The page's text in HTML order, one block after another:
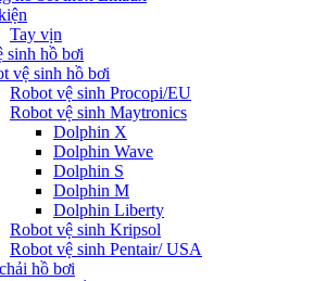
Tay vịn
sinh hồ bơi
vệ sinh hồ bơi
Robot vệ sinh Procopi/EU
Robot vệ sinh Maytronics
Dolphin X
Dolphin Wave
Dolphin S
Dolphin M
Dolphin Liberty
Robot vệ sinh Kripsol
Robot vệ sinh Pentair/ USA
hồ bơi